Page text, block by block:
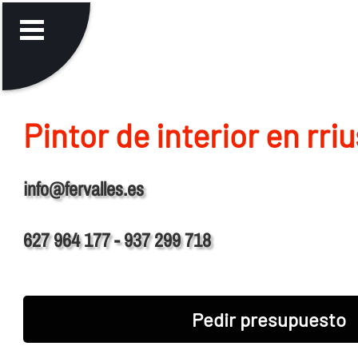
Pintor de interior en
info@fervalles.es
627 964 177 - 937 299 718
Pedir presupuesto